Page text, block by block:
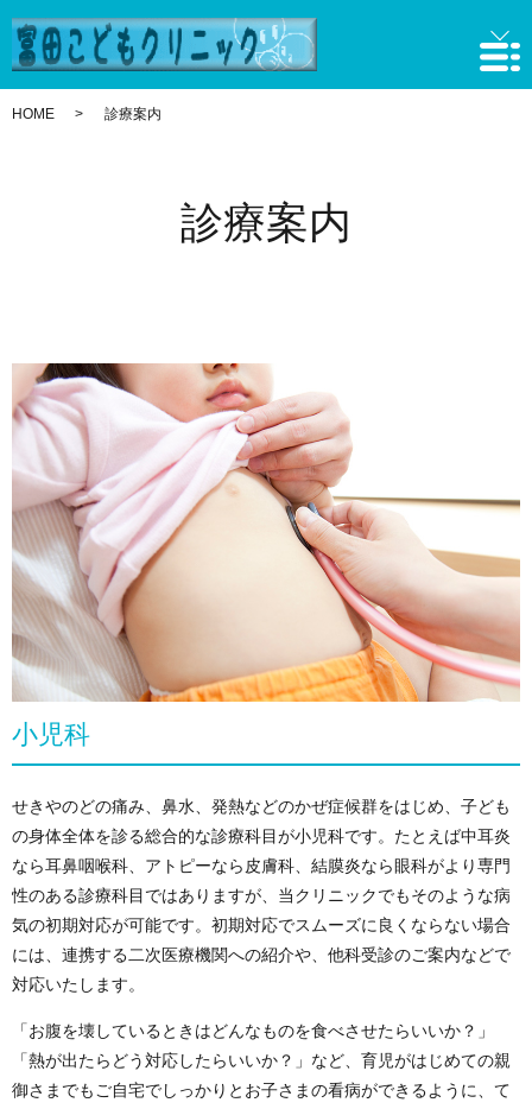
HOME 診療案内
診療案内
小児科
せきやのどの痛み、鼻水、発熱などのかぜ症候群をはじめ、子ども
の身体全体を診る総合的な診療科目が小児科です。たとえば中耳炎
なら耳鼻咽喉科、アトピーなら皮膚科、結膜炎なら眼科がより専門
性のある診療科目ではありますが、当クリニックでもそのような病
気の初期対応が可能です。初期対応でスムーズに良くならない場合
には、連携する二次医療機関への紹介や、他科受診のご案内などで
対応いたします。
「お腹を壊しているときはどんなものを食べさせたらいいか？」
「熱が出たらどう対応したらいいか？」など、育児がはじめての親
御さまでもご自宅でしっかりとお子さまの看病ができるように、て